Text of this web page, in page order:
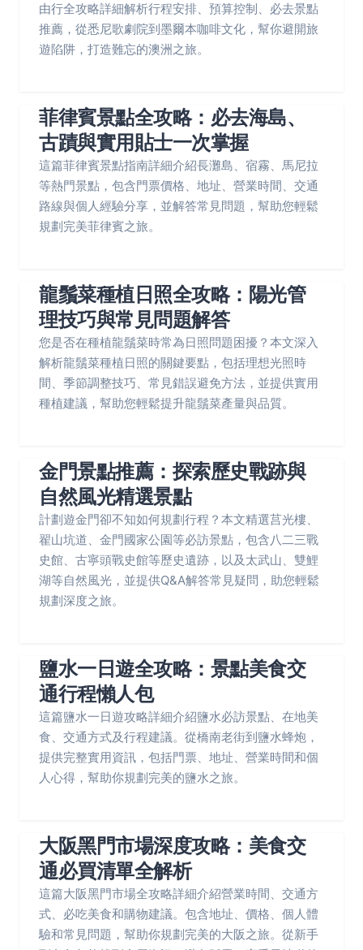
由行全攻略詳細解析行程安排、預算控制、必去景點
推薦，從悉尼歌劇院到墨爾本咖啡文化，幫你避開旅
遊陷阱，打造難忘的澳洲之旅。
菲律賓景點全攻略：必去海島、
古蹟與實用貼士一次掌握
這篇菲律賓景點指南詳細介紹長灘島、宿霧、馬尼拉
等熱門景點，包含門票價格、地址、營業時間、交通
路線與個人經驗分享，並解答常見問題，幫助您輕鬆
規劃完美菲律賓之旅。
龍鬚菜種植日照全攻略：陽光管
理技巧與常見問題解答
您是否在種植龍鬚菜時常為日照問題困擾？本文深入
解析龍鬚菜種植日照的關鍵要點，包括理想光照時
間、季節調整技巧、常見錯誤避免方法，並提供實用
種植建議，幫助您輕鬆提升龍鬚菜產量與品質。
金門景點推薦：探索歷史戰跡與
自然風光精選景點
計劃遊金門卻不知如何規劃行程？本文精選莒光樓、
翟山坑道、金門國家公園等必訪景點，包含八二三戰
史館、古寧頭戰史館等歷史遺跡，以及太武山、雙鯉
湖等自然風光，並提供Q&A解答常見疑問，助您輕鬆
規劃深度之旅。
鹽水一日遊全攻略：景點美食交
通行程懶人包
這篇鹽水一日遊攻略詳細介紹鹽水必訪景點、在地美
食、交通方式及行程建議。從橋南老街到鹽水蜂炮，
提供完整實用資訊，包括門票、地址、營業時間和個
人心得，幫助你規劃完美的鹽水之旅。
大阪黑門市場深度攻略：美食交
通必買清單全解析
這篇大阪黑門市場全攻略詳細介紹營業時間、交通方
式、必吃美食和購物建議。包含地址、價格、個人體
驗和常見問題，幫助你規劃完美的大阪之旅。從新手